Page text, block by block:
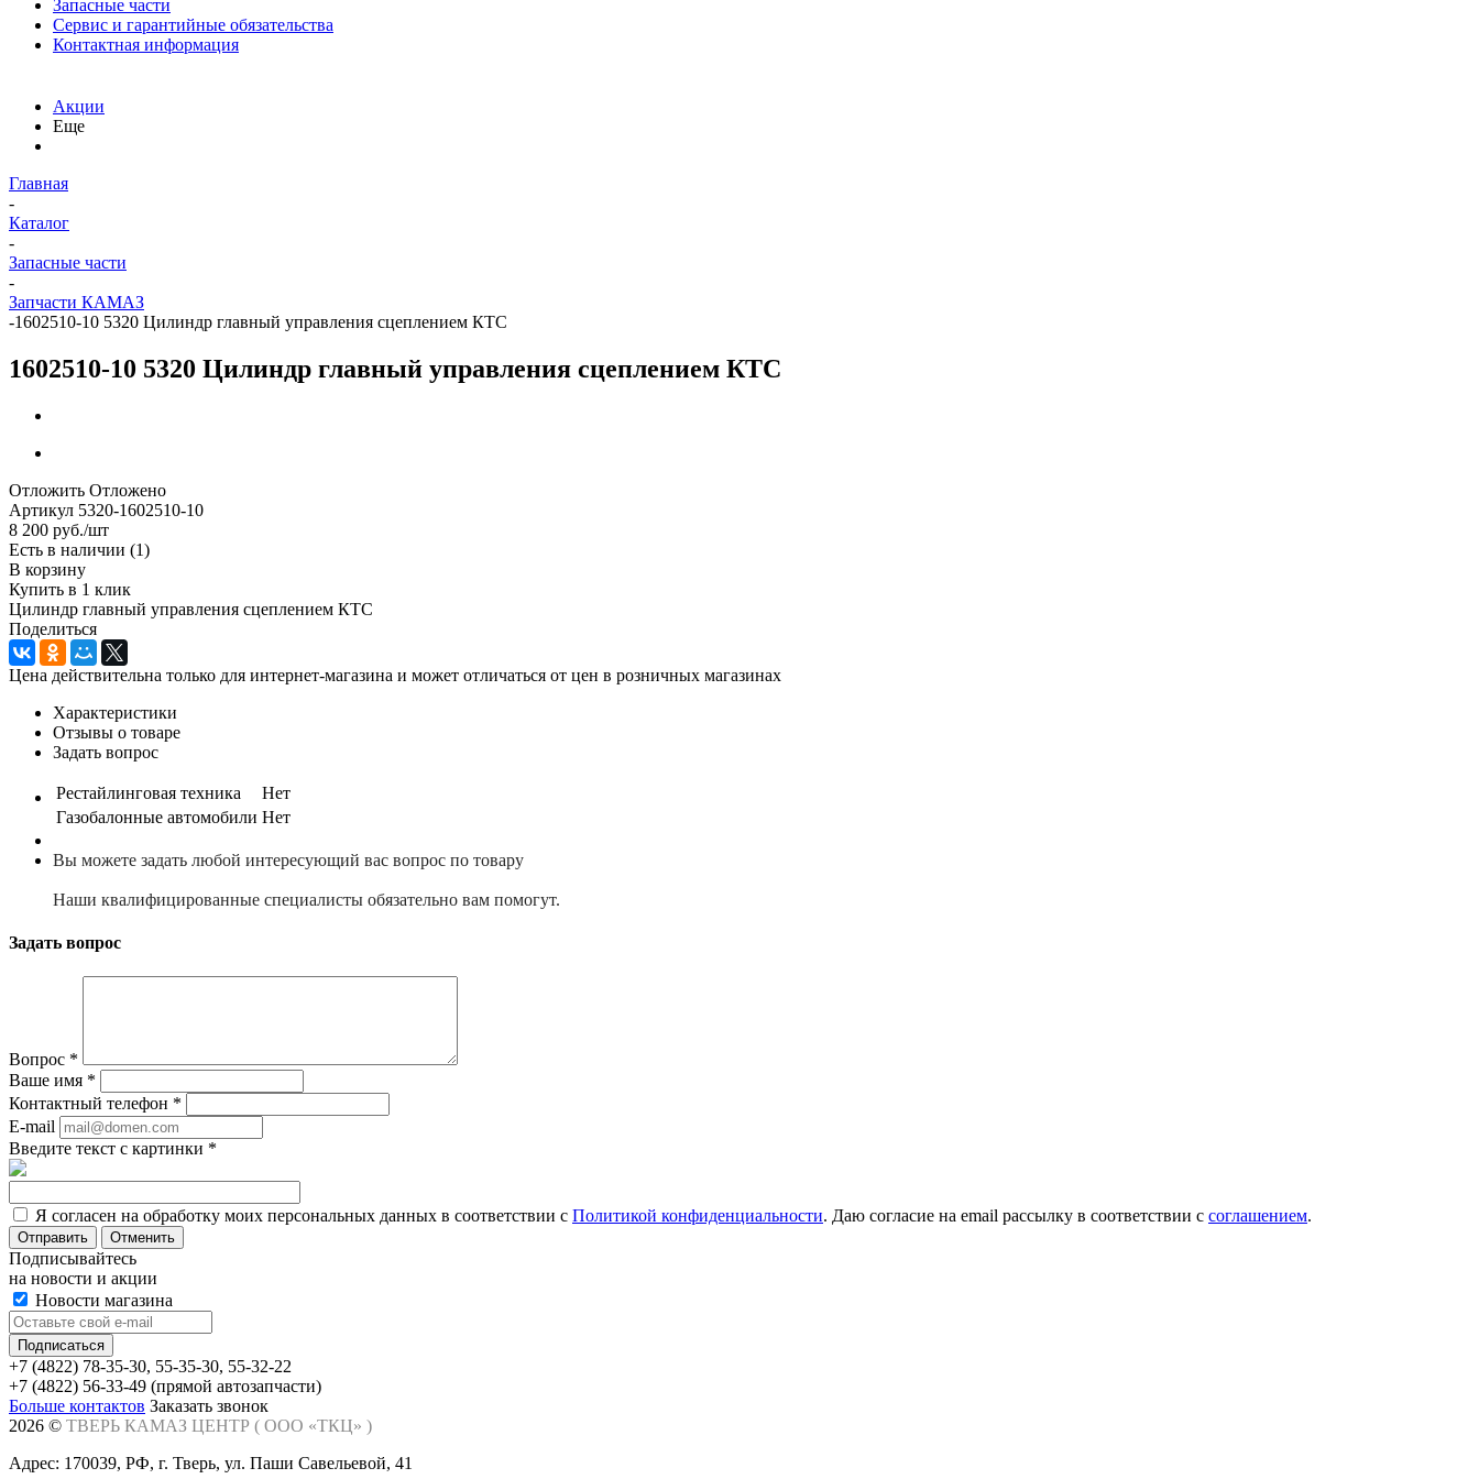
Запасные части
Сервис и гарантийные обязательства
Контактная информация
Акции
Еще
Главная
-
Каталог
-
Запасные части
-
Запчасти КАМАЗ
-1602510-10 5320 Цилиндр главный управления сцеплением КТС
1602510-10 5320 Цилиндр главный управления сцеплением КТС
Отложить Отложено
Артикул 5320-1602510-10
8 200 руб./шт
Есть в наличии (1)
В корзину
Купить в 1 клик
Цилиндр главный управления сцеплением КТС
Поделиться
Цена действительна только для интернет-магазина и может отличаться от цен в розничных магазинах
Характеристики
Отзывы о товаре
Задать вопрос
Рестайлинговая техника
Нет
Газобалонные автомобили Нет
Вы можете задать любой интересующий вас вопрос по товару
Наши квалифицированные специалисты обязательно вам помогут.
Задать вопрос
Вопрос *
Ваше имя *
Контактный телефон *
E-mail
Введите текст с картинки *
Я согласен на обработку моих персональных данных в соответствии с Политикой конфиденциальности. Даю согласие на email рассылку в соответствии с соглашением.
Отменить
Подписывайтесь
на новости и акции
Новости магазина
+7 (4822) 78-35-30, 55-35-30, 55-32-22
+7 (4822) 56-33-49 (прямой автозапчасти)
Больше контактов Заказать звонок
2026 © ТВЕРЬ КАМАЗ ЦЕНТР ( ООО «ТКЦ» )
Адрес: 170039, РФ, г. Тверь, ул. Паши Савельевой, 41